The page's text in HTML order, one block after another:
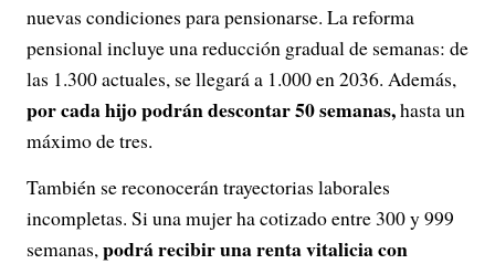
nuevas condiciones para pensionarse. La reforma
pensional incluye una reducción gradual de semanas: de
las 1.300 actuales, se llegará a 1.000 en 2036. Además,
por cada hijo podrán descontar 50 semanas,hasta un
máximo de tres.
También se reconocerán trayectorias laborales
incompletas. Si una mujer ha cotizado entre 300 y 999
semanas,podrá recibir una renta vitalicia con